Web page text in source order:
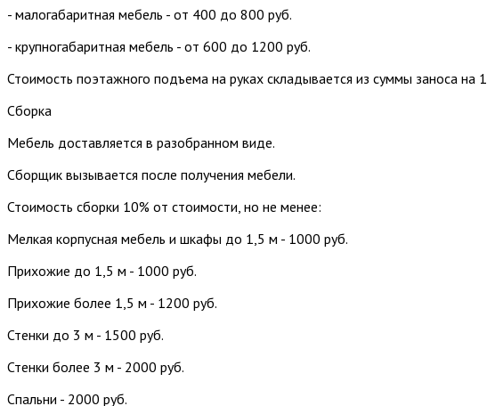
- малогабаритная мебель - от 400 до 800 руб.
- крупногабаритная мебель - от 600 до 1200 руб.
Стоимость поэтажного подъема на руках складывается из суммы заноса
Сборка
Мебель доставляется в разобранном виде.
Сборщик вызывается после получения мебели.
Стоимость сборки 10% от стоимости, но не менее:
Мелкая корпусная мебель и шкафы до 1,5 м - 1000 руб.
Прихожие до 1,5 м - 1000 руб.
Прихожие более 1,5 м - 1200 руб.
Стенки до 3 м - 1500 руб.
Стенки более 3 м - 2000 руб.
Спальни - 2000 руб.